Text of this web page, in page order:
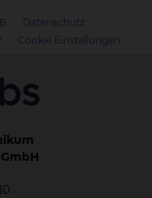
Datenschutz
Cookie Einstellungen